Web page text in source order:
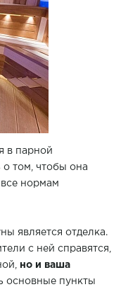
в парной
о том, чтобы она
все нормам
является отделка.
с ней справятся,
но и ваша
основные пункты